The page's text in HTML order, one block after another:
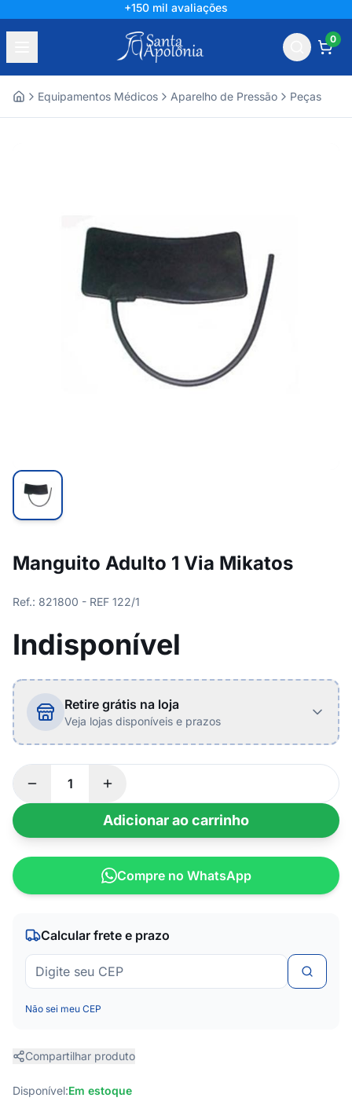
+150 mil avaliações
0
Equipamentos Médicos Aparelho de Pressão Peças
Manguito Adulto 1 Via Mikatos
Ref.: 821800 - REF 122/1
Indisponível
Retire grátis na loja
Veja lojas disponíveis e prazos
Adicionar ao carrinho
Compre no WhatsApp
Calcular frete e prazo
Não sei meu CEP
Compartilhar produto
Disponível:Em estoque